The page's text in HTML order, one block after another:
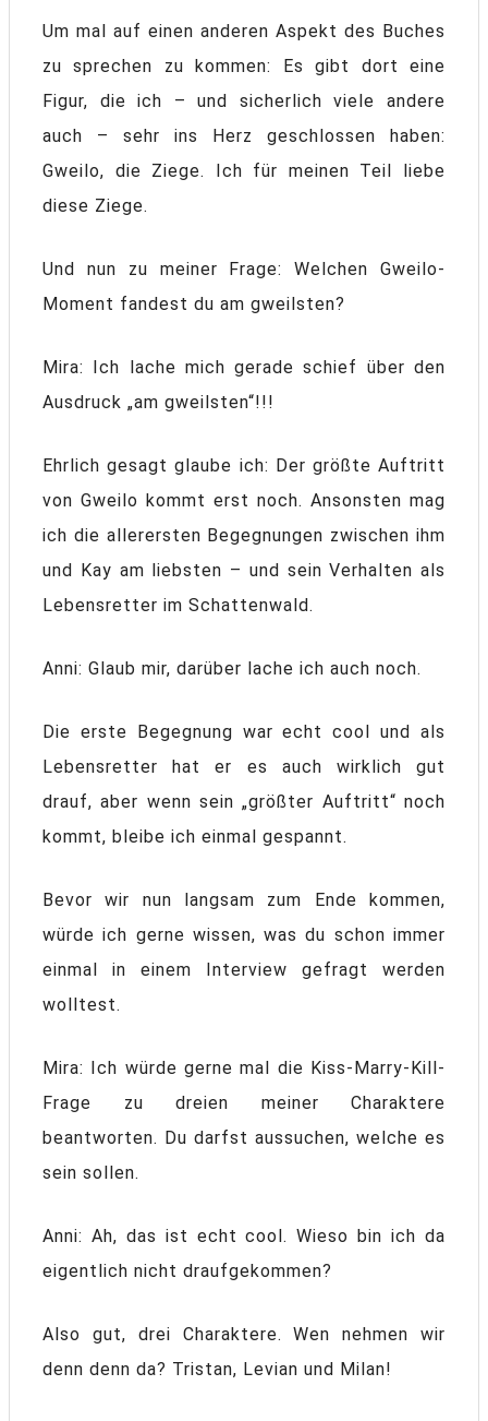
Um mal auf einen anderen Aspekt des Buches
zu sprechen zu kommen: Es gibt dort eine
Figur, die ich – und sicherlich viele andere
auch – sehr ins Herz geschlossen haben:
Gweilo, die Ziege. Ich für meinen Teil liebe
diese Ziege.
Und nun zu meiner Frage: Welchen Gweilo-
Moment fandest du am gweilsten?
Mira: Ich lache mich gerade schief über den
Ausdruck „am gweilsten“!!!
Ehrlich gesagt glaube ich: Der größte Auftritt
von Gweilo kommt erst noch. Ansonsten mag
ich die allerersten Begegnungen zwischen ihm
und Kay am liebsten – und sein Verhalten als
Lebensretter im Schattenwald.
Anni: Glaub mir, darüber lache ich auch noch.
Die erste Begegnung war echt cool und als
Lebensretter hat er es auch wirklich gut
drauf, aber wenn sein „größter Auftritt“ noch
kommt, bleibe ich einmal gespannt.
Bevor wir nun langsam zum Ende kommen,
würde ich gerne wissen, was du schon immer
einmal in einem Interview gefragt werden
wolltest.
Mira: Ich würde gerne mal die Kiss-Marry-Kill-
Frage zu dreien meiner Charaktere
beantworten. Du darfst aussuchen, welche es
sein sollen.
Anni: Ah, das ist echt cool. Wieso bin ich da
eigentlich nicht draufgekommen?
Also gut, drei Charaktere. Wen nehmen wir
denn denn da? Tristan, Levian und Milan!